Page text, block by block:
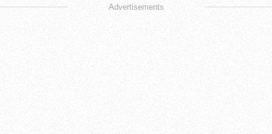
Advertisements